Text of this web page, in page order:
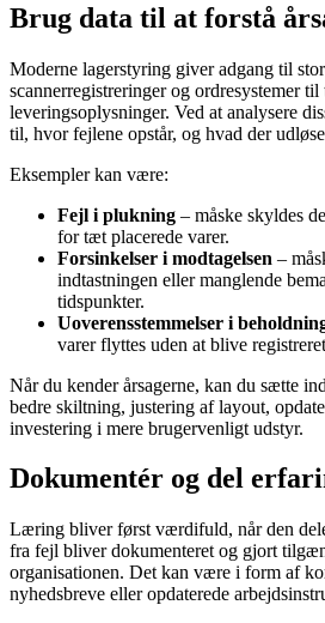
Brug data til at forstå
Moderne lagerstyring giver adgang til
scannerregistreringer og ordresystemer
leveringsoplysninger. Ved at analysere
til, hvor fejlene opstår, og hvad der
Eksempler kan være:
Fejl i plukning – måske skyldes
for tæt placerede varer.
Forsinkelser i modtagelsen –
indtastningen eller manglende
tidspunkter.
Uoverensstemmelser i
varer flyttes uden at blive
Når du kender årsagerne, kan du sætte
bedre skiltning, justering af layout,
investering i mere brugervenligt udstyr.
Dokumentér og del
Læring bliver først værdifuld, når den
fra fejl bliver dokumenteret og gjort
organisationen. Det kan være i form af
nyhedsbreve eller opdaterede